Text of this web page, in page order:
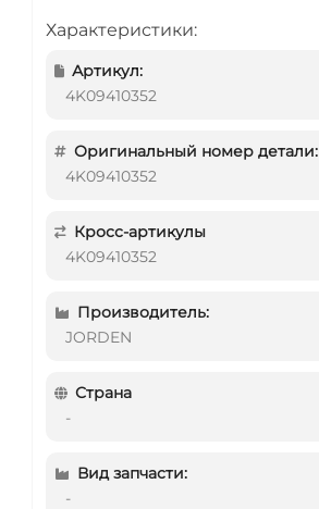
Характеристики:
Артикул:
4K09410352
Оригинальный номер детали:
4K09410352
Кросс-артикулы
4K09410352
Производитель:
JORDEN
Страна
-
Вид запчасти:
-